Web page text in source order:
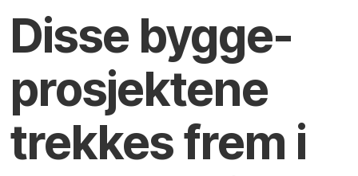
Disse bygge­
prosjektene
trekkes frem i